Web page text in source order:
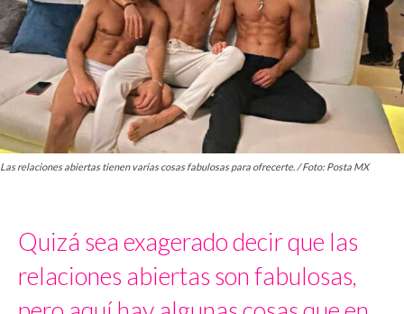
Las relaciones abiertas tienen varias cosas fabulosas para ofrecerte. / Foto: Posta MX
Quizá sea exagerado decir que las
relaciones abiertas son fabulosas,